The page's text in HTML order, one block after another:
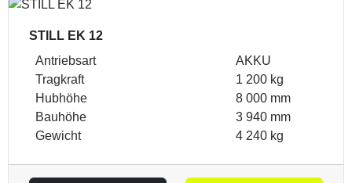
STILL EK 12
Antriebsart
AKKU
Tragkraft
1 200 kg
Hubhöhe
8 000 mm
Bauhöhe
3 940 mm
Gewicht
4 240 kg